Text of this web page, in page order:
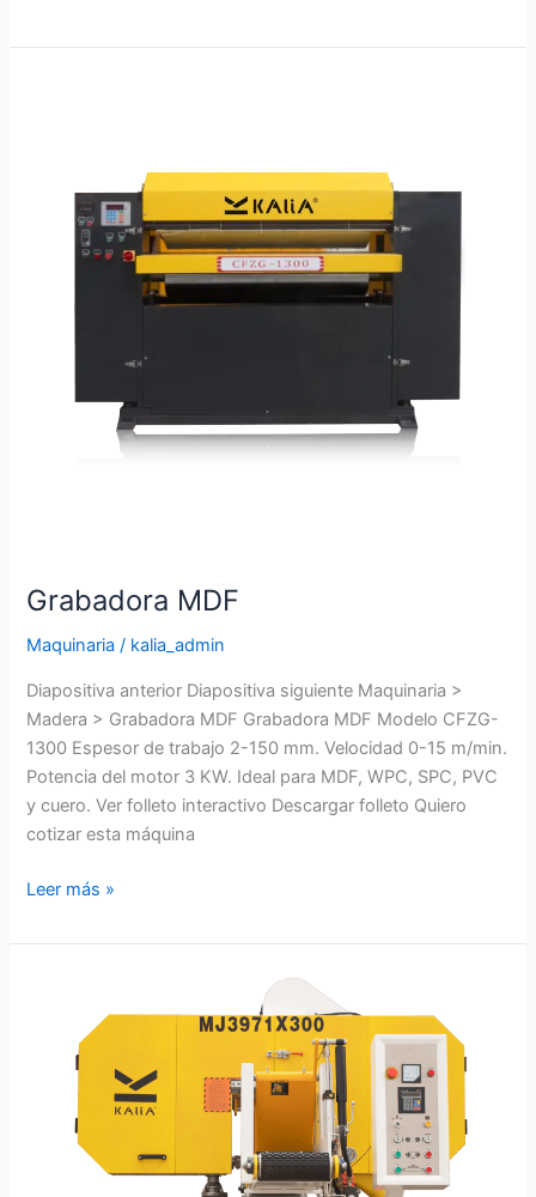
Grabadora MDF
Maquinaria / kalia_admin
Diapositiva anterior Diapositiva siguiente Maquinaria >
Madera > Grabadora MDF Grabadora MDF Modelo CFZG-
1300 Espesor de trabajo 2-150 mm. Velocidad 0-15 m/min.
Potencia del motor 3 KW. Ideal para MDF, WPC, SPC, PVC
y cuero. Ver folleto interactivo Descargar folleto Quiero
cotizar esta máquina
Leer más »